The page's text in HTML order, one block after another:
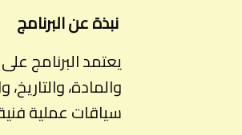
نبذة عن البرنامج
يعتمد البرنامج
والمادة،
سياقات عملية